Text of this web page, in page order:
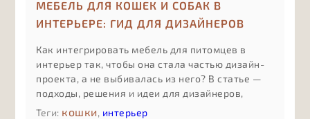
МЕБЕЛЬ ДЛЯ КОШЕК И СОБАК В
ИНТЕРЬЕРЕ: ГИД ДЛЯ ДИЗАЙНЕРОВ
Как интегрировать мебель для питомцев в
интерьер так, чтобы она стала частью дизайн-
проекта, а не выбивалась из него? В статье —
подходы, решения и идеи для дизайнеров,
которые работают с pet friendly-
Теги: кошки, интерьер